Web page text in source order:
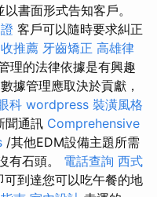
書面形式告知客戶。
客戶可以隨時要求糾正
推薦 牙齒矯正 高雄律
理的法律依據是有興趣
數據管理應取決於貢獻，
科 wordpress 裝潢風格
聞通訊 Comprehensive
/其他EDM設備主題所需
有石頭。 電話查詢 西式
可到達您可以吃午餐的地